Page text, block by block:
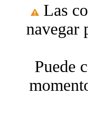
Las
navegar
Puede